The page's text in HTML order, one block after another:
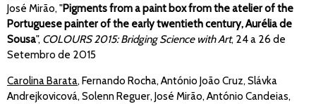
José Mirão, "Pigments from a paint box from the atelier of the
Portuguese painter of the early twentieth century, Aurélia de
Sousa", COLOURS 2015: Bridging Science with Art, 24 a 26 de
Setembro de 2015
Carolina Barata, Fernando Rocha, António João Cruz, Slávka
Andrejkovicová, Solenn Reguer, José Mirão, António Candeias,